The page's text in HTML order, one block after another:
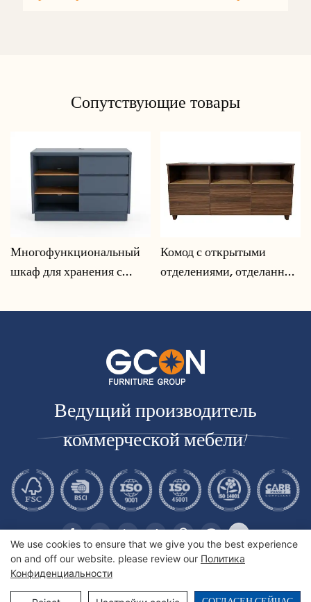
Сопутствующие товары
Многофункциональный
шкаф для хранения с
кабелей | CIS-25-L - GCON
Комод с открытыми
отделениями, отделанный
Ведущий производитель
коммерческой мебели!
Copyright © 2026 Gcon Furniture Group Co., Ltd. | Sitemap
We use cookies to ensure that we give you the best experience
on and off our website. please review our Политика
Конфиденциальности